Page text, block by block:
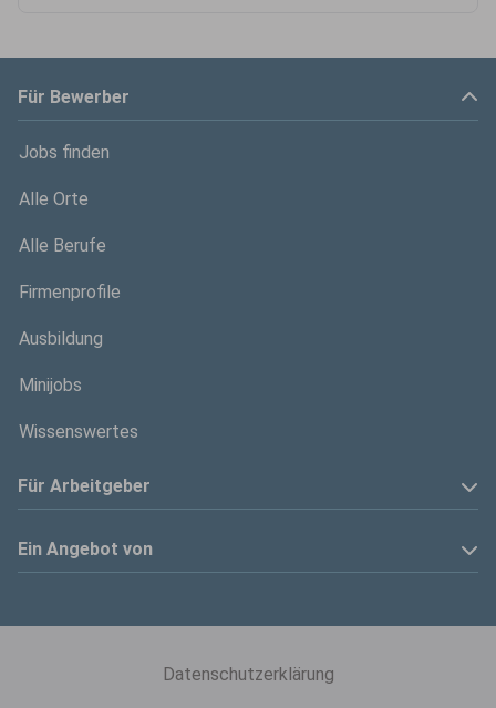
Für Bewerber
Jobs finden
Alle Orte
Alle Berufe
Firmenprofile
Ausbildung
Minijobs
Wissenswertes
Für Arbeitgeber
Anzeige schalten
Ein Angebot von
Datenschutzerklärung